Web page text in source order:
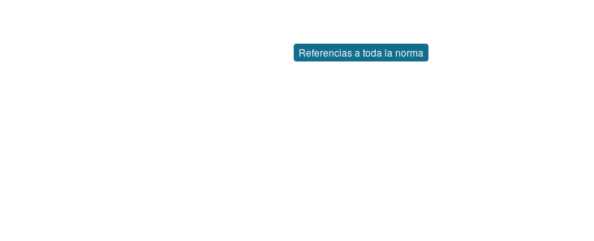
Referencias a toda la norma